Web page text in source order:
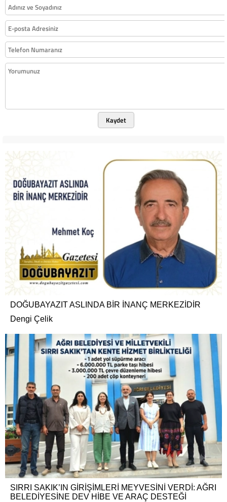
Kaydet
DOĞUBAYAZIT ASLINDA BİR İNANÇ MERKEZİDİR
Dengi Çelik
SIRRI SAKIK’IN GİRİŞİMLERİ MEYVESİNİ VERDİ: AĞRI
BELEDİYESİNE DEV HİBE VE ARAÇ DESTEĞİ